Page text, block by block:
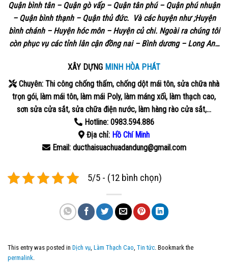
Quận bình tân – Quận gò vấp – Quận tân phú – Quận phú nhuận
– Quận bình thạnh – Quận thủ đức. Và các huyện như ;Huyện
bình chánh – Huyện hóc môn – Huyện củ chi. Ngoài ra chúng tôi
còn phục vụ các tỉnh lân cận đồng nai – Bình dương – Long An…
XÂY DỰNG MINH HÒA PHÁT
Chuyên: Thi công chống thấm, chống dột mái tôn, sửa chữa nhà
trọn gói, làm mái tôn, làm mái Poly, làm máng xối, làm thạch cao,
sơn sửa cửa sắt, sửa chữa điện nước, làm hàng rào cửa sắt,…
Hotline: 0983.594.886
Địa chỉ: Hồ Chí Minh
Email: ducthaisuachuadandung@gmail.com
5/5 - (12 bình chọn)
This entry was posted in Dịch vụ Làm Thạch Cao Tin tức . Bookmark the
permalink